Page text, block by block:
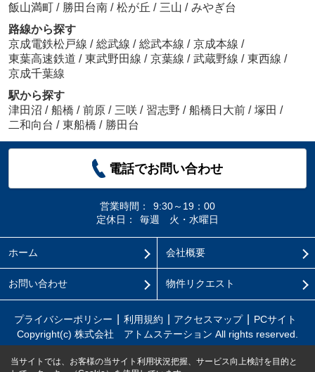
飯山満町 / 勝田台南 / 松が丘 / 三山 / みやぎ台
路線から探す
京成電鉄松戸線 / 総武線 / 総武本線 / 京成本線 /
東葉高速鉄道 / 東武野田線 / 京葉線 / 武蔵野線 / 東西線 /
京成千葉線
駅から探す
津田沼 / 船橋 / 前原 / 三咲 / 習志野 / 船橋日大前 / 塚田 /
二和向台 / 東船橋 / 勝田台
電話でお問い合わせ
営業時間：
9:30～19：00
定休日：
毎週 火・水曜日
ホーム 会社概要
お問い合わせ 物件リクエスト
プライバシーポリシー 利用規約 アクセスマップ
PCサイト
Copyright(c) 株式会社 アトムステーション All rights reserved.
当サイトでは、お客様の当サイト利用状況把握、サービス向上検討を目的と